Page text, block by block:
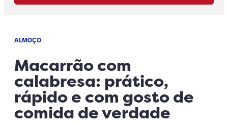
ALMOÇO
Macarrão com
calabresa: prático,
rápido e com gosto de
comida de verdade